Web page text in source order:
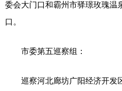
委会大门口和霸州市驿璟玫瑰温
口。
市委第五巡察组：
巡察河北廊坊广阳经济开发区